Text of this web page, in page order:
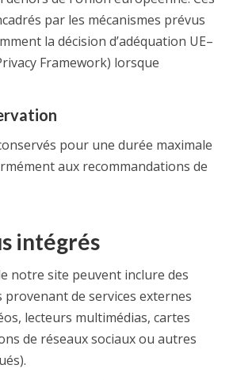
par les mécanismes prévus
la décision d’adéquation UE–
Framework) lorsque
pour une durée maximale
aux recommandations de
intégrés
notre site peuvent inclure des
de services externes
lecteurs multimédias, cartes
de réseaux sociaux ou autres